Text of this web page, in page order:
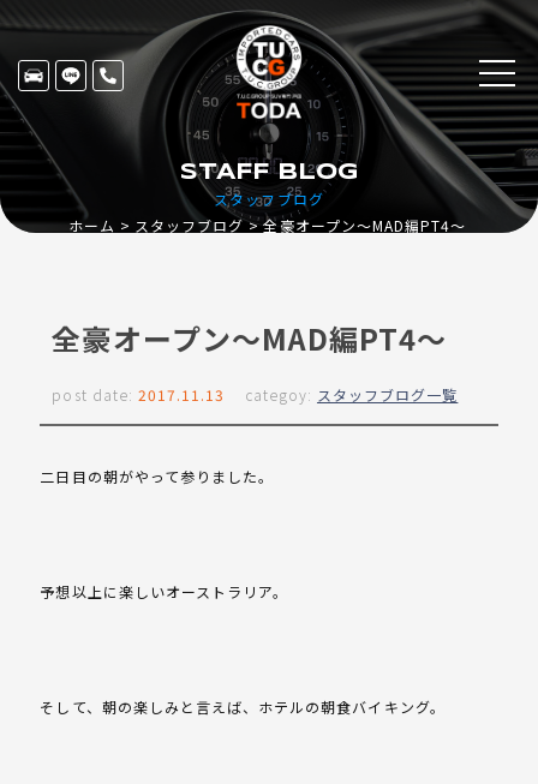
スタッフブログ
STAFF BLOG
ホーム スタッフブログ 全豪オープン～MAD編PT4～
全豪オープン～MAD編PT4～
post date: 2017.11.13 categoy: スタッフブログ一覧
二日目の朝がやって参りました。
予想以上に楽しいオーストラリア。
そして、朝の楽しみと言えば、ホテルの朝食バイキング。